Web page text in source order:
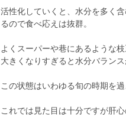
活性化していくと、水分を多く
るので食べ応えは抜群。
よくスーパーや巷にあるような
大きくなりすぎると水分バラン
この状態はいわゆる旬の時期を
これでは見た目は十分ですが肝